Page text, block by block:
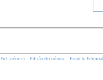
Ficha técnica Edição electrónica Estatuto Editorial